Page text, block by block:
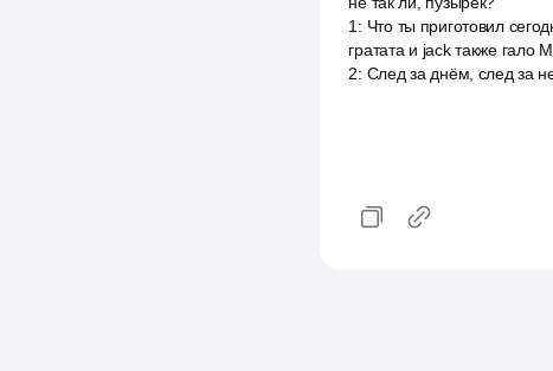
1 : Что ты приготовил
гратата и jack также гало
2: След за днём, след за